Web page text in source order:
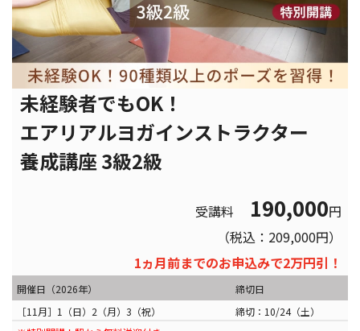
未経験者でもOK！
エアリアルヨガインストラクター
養成講座 3級2級
受講料 190,000円
（税込：209,000円）
1ヵ月前までのお申込みで2万円引！
開催日（2026年）
締切日
［11月］1（日）2（月）3（祝）
締切：10/24（土）